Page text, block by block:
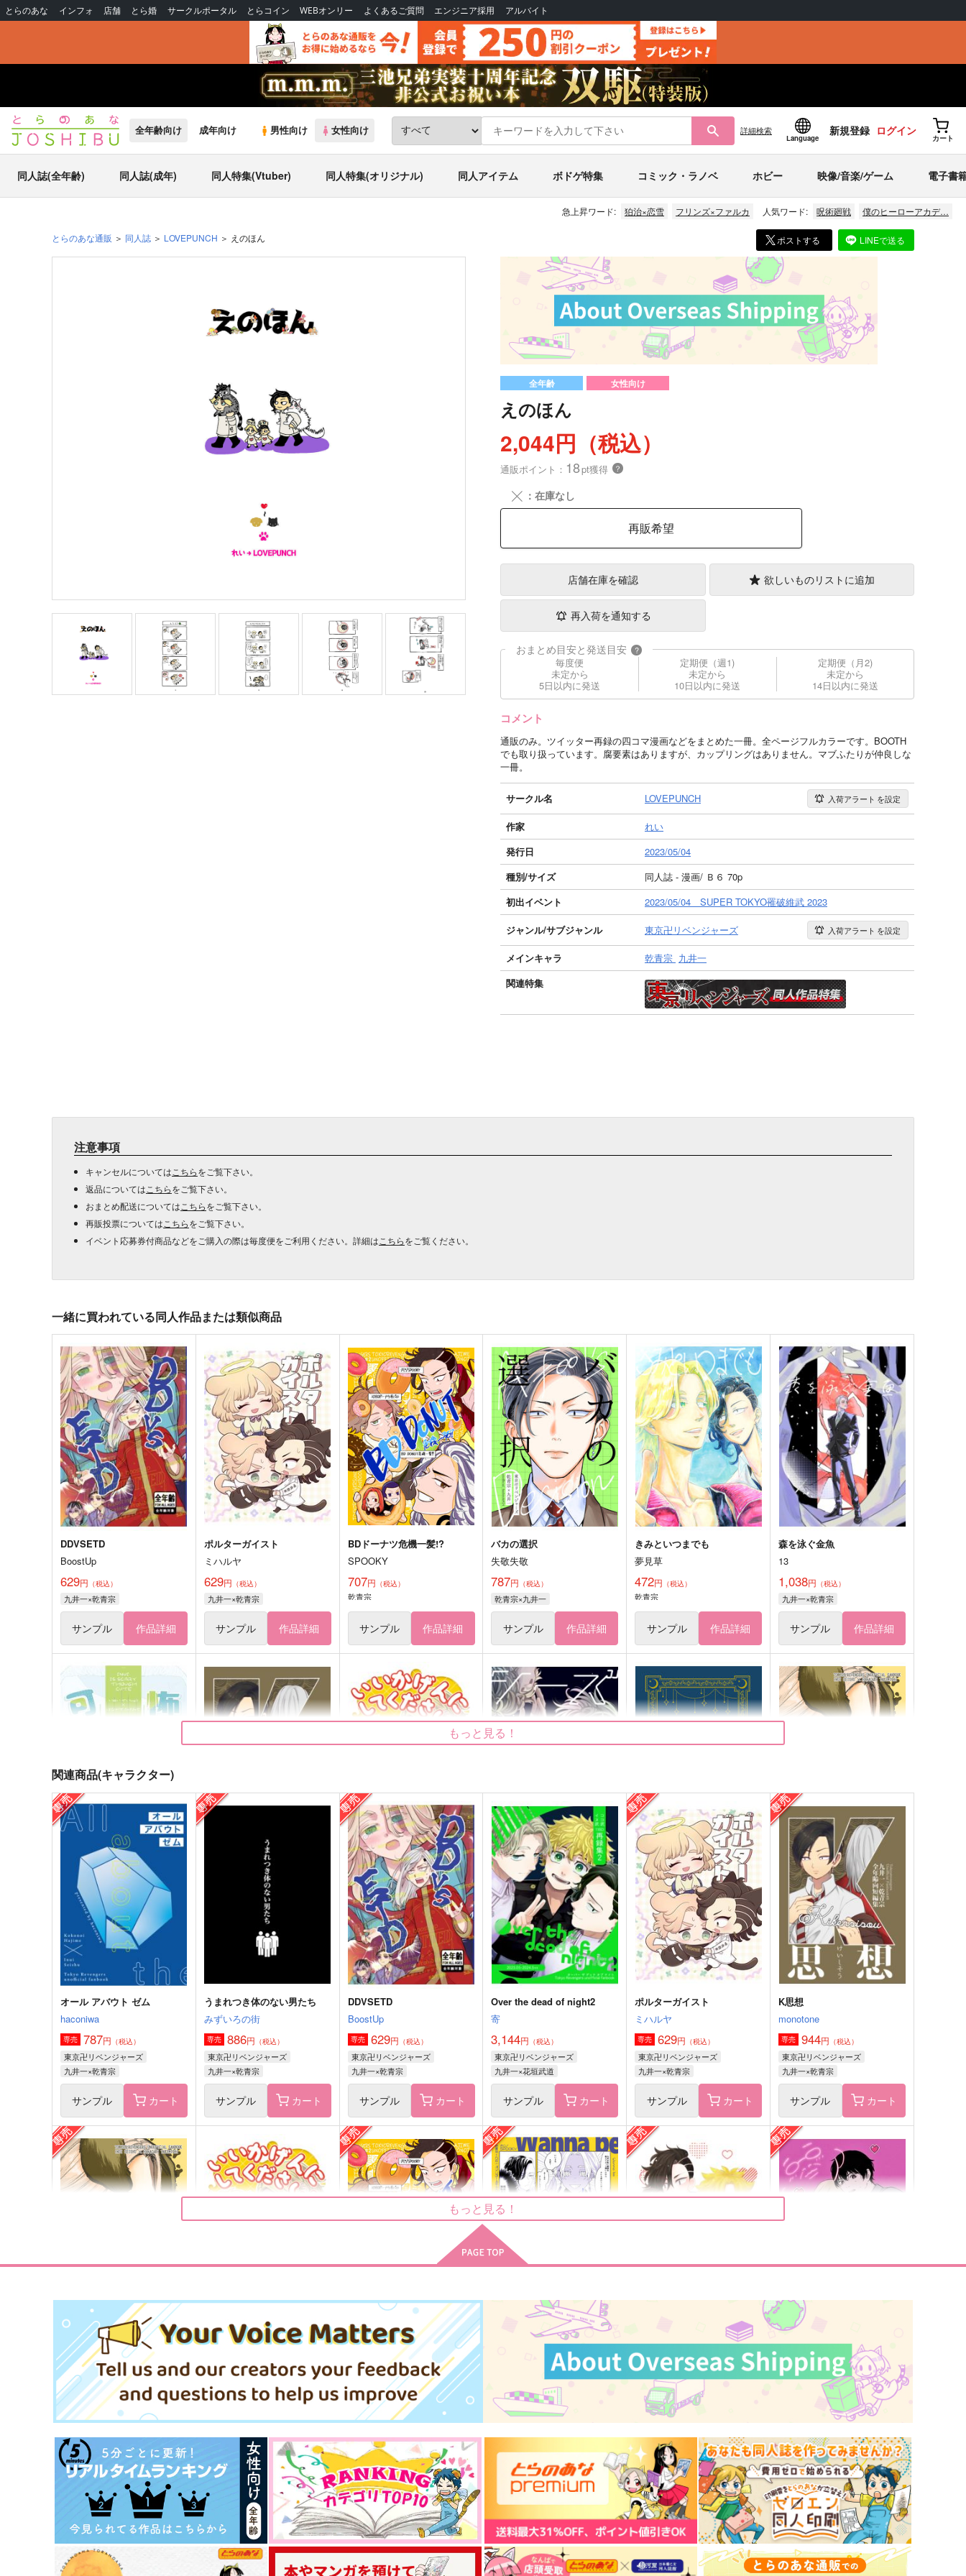
とらのあな インフォ 店舗 とら婚 サークルポータル とらコイン WEBオンリー よくあるご質問 エンジニア採用 アルバイト
全年齢向け 成年向け 男性向け 女性向け 詳細検索
Language
新規登録 ログイン
カート
同人誌(全年齢) 同人誌(成年) 同人特集(Vtuber) 同人特集(オリジナル) 同人アイテム ボドゲ特集 コミック・ラノベ ホビー 映像/音楽/ゲーム 電子書
急上昇ワード: 狛治×恋雪 フリンズ×ファルカ 人気ワード: 呪術廻戦 僕のヒーローアカデ…
とらのあな通販 同人誌 LOVEPUNCH えのほん ポストする LINEで送る
全年齢 女性向け
えのほん
2,044円（税込）
通販ポイント： 18pt獲得 ？
╳ ：在庫なし
再販希望
店舗在庫を確認 欲しいものリストに追加
再入荷を通知する
おまとめ目安と発送目安 ?
毎度便
未定から
5日以内に発送
定期便（週1)
未定から
10日以内に発送
定期便（月2)
未定から
14日以内に発送
コメント
通販のみ。ツイッター再録の四コマ漫画などをまとめた一冊。全ページフルカラーです。BOOTH
でも取り扱っています。腐要素はありますが、カップリングはありません。マブふたりが仲良しな
一冊。
サークル名 LOVEPUNCH 入荷アラート を設定
作家
れい
発行日
2023/05/04
種別/サイズ
同人誌 - 漫画/ Ｂ６ 70p
初出イベント
2023/05/04 SUPER TOKYO罹破維武 2023
ジャンル/サブジャンル 東京卍リベンジャーズ 入荷アラート を設定
メインキャラ 乾青宗 九井一
関連特集
注意事項
キャンセルについては こちらをご覧下さい。
返品については こちらをご覧下さい。
おまとめ配送については こちらをご覧下さい。
再販投票については こちらをご覧下さい。
イベント応募券付商品などをご購入の際は毎度便をご利用ください。詳細は こちらをご覧ください。
一緒に買われている同人作品または類似商品
DDVSETD
BoostUp
629円 （税込）
九井一×乾青宗
サンプル 作品詳細
ポルターガイスト
ミハルヤ
629円 （税込）
九井一×乾青宗
サンプル 作品詳細
BDドーナツ危機一髪!?
SPOOKY
707円 （税込）
乾青宗
サンプル 作品詳細
バカの選択
失敬失敬
787円 （税込）
乾青宗×九井一
サンプル 作品詳細
きみといつまでも
夢見草
472円 （税込）
乾青宗
サンプル 作品詳細
森を泳ぐ金魚
13
1,038円 （税込）
九井一×乾青宗
サンプル 作品詳細
怖くて可愛い
602
755円 （税込）
乾青宗×花垣武道
サンプル 作品詳細 サンプル
いいかげんにしてください!!
寄
629円（税込）
乾青宗×花垣武道
サンプル 作品詳細
シーズ ザ スター
寄
787円 （税込）
乾青宗×花垣武道
サンプル 作品詳細
赤い宗教
みずいろの街
886 （税込）
九井一×乾青宗
サンプル 作品詳細
犬のキモチ
履修済
787円（税込）
乾青宗×花垣武道
サンプル 作品詳細
モブレ衝動
サンプル 作品詳細
1/2の君と恋をする。
日々常々
787円（税込）
サンプル 作品詳細
減っていくおんな
みずいろの街
886円（税込）
サンプル 作品詳細
存在しないアカウントです
みずいろの街
886円（税込）
九井一×乾青宗
サンプル 作品詳細
ボディメイクノススメ
寄
787円（税込）
サンプル 作品詳細
リベウィズインク2
ヘベレケシティ
1,572
サンプル 作品詳細
カルペ・ディエム
DACOS
1,257円
花垣武道×佐野万次郎
ラムジレンマ
雪國
1,572 （税込）
佐野万次郎×花垣武道
もっと見る！
関連商品(キャラクター)
オール アバウト ゼム
haconiwa
専売 787円 （税込）
東京卍リベンジャーズ
九井一×乾青宗
サンプル カート
うまれつき体のない男たち
みずいろの街
専売 886円 （税込）
東京卍リベンジャーズ
九井一×乾青宗
サンプル カート
DDVSETD
BoostUp
専売 629円 （税込）
東京卍リベンジャーズ
九井一×乾青宗
サンプル カート
Over the dead of night2
寄
3,144円 （税込）
東京卍リベンジャーズ
九井一×花垣武道
サンプル カート
ポルターガイスト
ミハルヤ
専売 629円 （税込）
東京卍リベンジャーズ
九井一×乾青宗
サンプル カート
K思想
monotone
専売 944円 （税込）
東京卍リベンジャーズ
九井一×乾青宗
サンプル カート
犬のキモチ
履修済
専売 787 円（税込）
東京卍リベンジャーズ
乾青宗×花垣武道
サンプル カート
いいかげんにしてください!!
629 円（税込）
東京卍リベンジャーズ
乾青宗×花垣武道
サンプル カート
BDドーナツ危機一髪!?
専売 707円（税込）
東京卍リベンジャーズ
乾青宗
九井一
柴大寿
サンプル カート
Wanna be イヌピーが高校進
学を目指す話
（税込）
東京卍リベンジャーズ
九井一
dolce
専売 787円（税込）
東京卍リベンジャーズ
九井一×花垣武道
サンプル カート
モブレ衝動
専売 472円 （税込）
東京卍リベンジャーズ
佐野真一郎×乾青宗
サンプル カート
もっと見る！